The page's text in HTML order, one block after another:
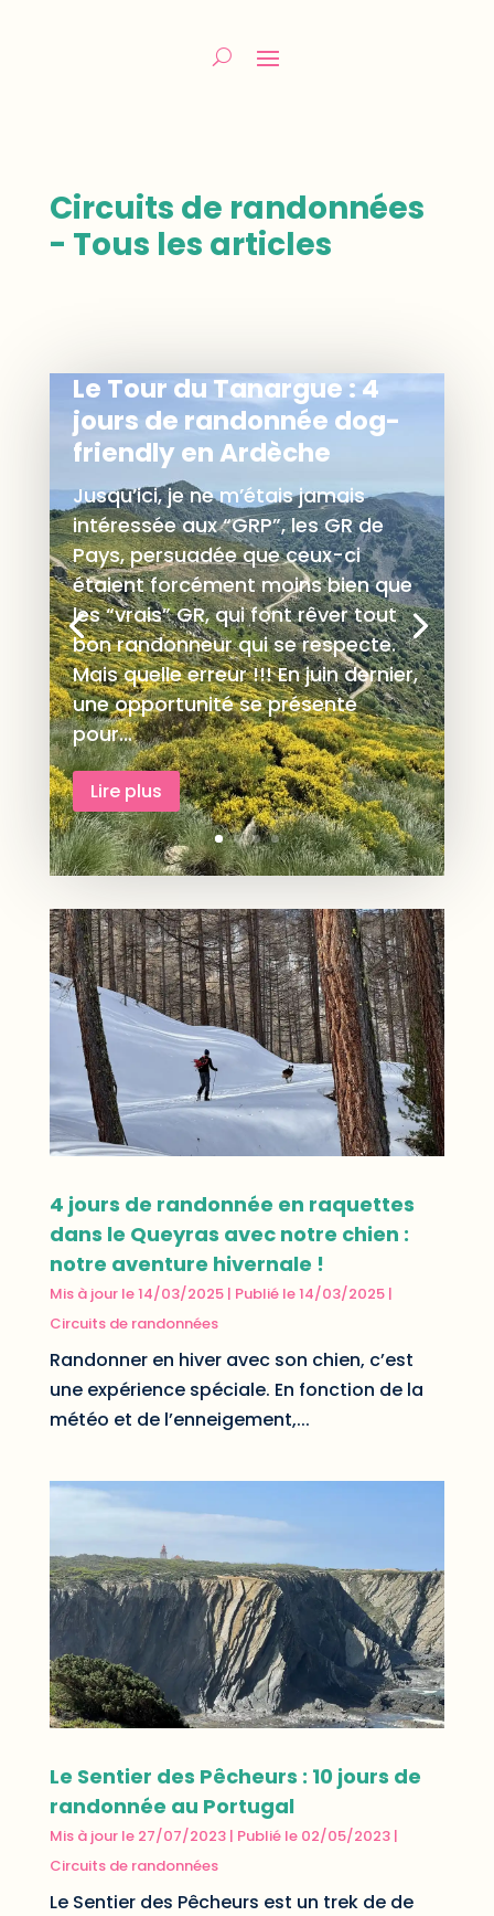
Circuits de randonnées
- Tous les articles
Le Tour du Tanargue : 4
jours de randonnée dog-
friendly en Ardèche
Jusqu’ici, je ne m’étais jamais
intéressée aux “GRP”, les GR de
Pays, persuadée que ceux-ci
étaient forcément moins bien que
les “vrais” GR, qui font rêver tout
bon randonneur qui se respecte.
Mais quelle erreur !!! En juin dernier,
une opportunité se présente
pour...
Lire plus
4 jours de randonnée en raquettes
dans le Queyras avec notre chien :
notre aventure hivernale !
Mis à jour le 14/03/2025 | Publié le 14/03/2025|
Circuits de randonnées
Randonner en hiver avec son chien, c’est
une expérience spéciale. En fonction de la
météo et de l’enneigement,...
Le Sentier des Pêcheurs : 10 jours de
randonnée au Portugal
Mis à jour le 27/07/2023 | Publié le 02/05/2023|
Circuits de randonnées
Le Sentier des Pêcheurs est un trek de de